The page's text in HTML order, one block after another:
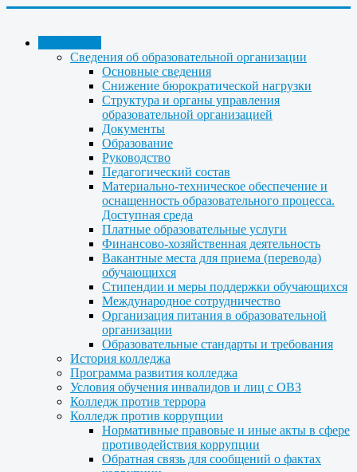
Сведения об образовательной организации
Основные сведения
Снижение бюрократической нагрузки
Структура и органы управления
образовательной организацией
Документы
Образование
Руководство
Педагогический состав
Материально-техническое обеспечение и
оснащенность образовательного процесса.
Доступная среда
Платные образовательные услуги
Финансово-хозяйственная деятельность
Вакантные места для приема (перевода)
обучающихся
Стипендии и меры поддержки обучающихся
Международное сотрудничество
Организация питания в образовательной
организации
Образовательные стандарты и требования
История колледжа
Программа развития колледжа
Условия обучения инвалидов и лиц с ОВЗ
Колледж против террора
Колледж против коррупции
Нормативные правовые и иные акты в сфере
противодействия коррупции
Обратная связь для сообщений о фактах